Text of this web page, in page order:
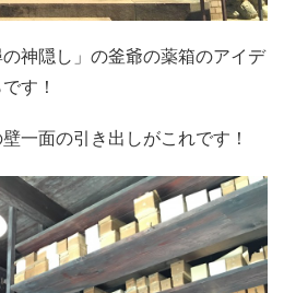
神隠し」の釜爺の薬箱のアイデ
す！
一面の引き出しがこれです！